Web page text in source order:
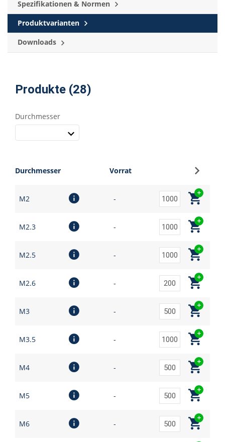
Spezifikationen & Normen
Produktvarianten
Downloads
Produkte (28)
Durchmesser
Durchmesser Vorrat
M2 -
M2.3 -
M2.5 -
M2.6 -
M3 -
M3.5 -
M4 -
M5 -
M6 -